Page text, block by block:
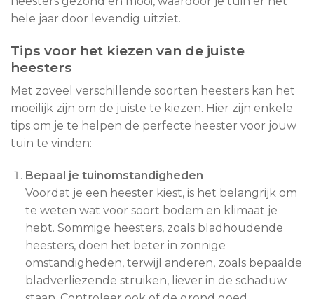
hele jaar door levendig uitziet.
Tips voor het kiezen van de juiste
heesters
Met zoveel verschillende soorten heesters kan het
moeilijk zijn om de juiste te kiezen. Hier zijn enkele
tips om je te helpen de perfecte heester voor jouw
tuin te vinden:
Bepaal je tuinomstandigheden
Voordat je een heester kiest, is het belangrijk om
te weten wat voor soort bodem en klimaat je
hebt. Sommige heesters, zoals bladhoudende
heesters, doen het beter in zonnige
omstandigheden, terwijl anderen, zoals bepaalde
bladverliezende struiken, liever in de schaduw